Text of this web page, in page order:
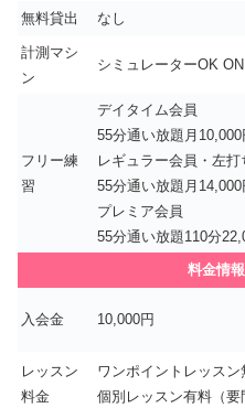
無料貸出 なし
計測マシ
ン
シミュレーターOK
フリー練
習
デイタイム会員
55分通い放題月10,000
レギュラー会員・左打
55分通い放題月14,000
プレミア会員
55分通い放題110分
料金情報
入会金 10,000円
レッスン
料金
ワンポイントレッスン
個別レッスン有料（要